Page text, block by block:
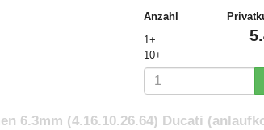
Anzahl
1+
10+
6.3mm (4.16.10.26.64) Ducati